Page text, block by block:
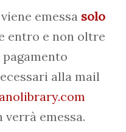
emessasolo
entro e non oltre
alla mail
emessa.